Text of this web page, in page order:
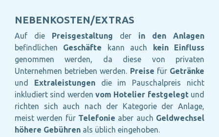
NEBENKOSTEN/EXTRAS
Auf die Preisgestaltung der in den Anlagen
befindlichen Geschäfte kann auch kein Einfluss
genommen werden, da diese von privaten
Unternehmen betrieben werden. Preise für Getränke
und Extraleistungendie im Pauschalpreis nicht
inkludiert sind werden vom Hotelier festgelegtund
richten sich auch nach der Kategorie der Anlage,
meist werden für Telefonie aber auch Geldwechsel
höhere Gebühren als üblich eingehoben.